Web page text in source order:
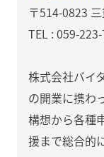
〒514-0823
TEL : 059-
株式会社バイ
の開業に携わ
構想から各種
援まで総合的